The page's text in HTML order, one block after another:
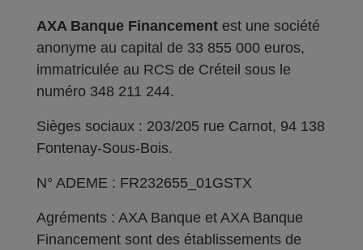
AXA Banque Financement est une société
anonyme au capital de 33 855 000 euros,
immatriculée au RCS de Créteil sous le
numéro 348 211 244.
Sièges sociaux : 203/205 rue Carnot, 94 138
Fontenay-Sous-Bois.
N° ADEME : FR232655_01GSTX
Agréments : AXA Banque et AXA Banque
Financement sont des établissements de